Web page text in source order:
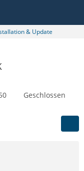
& Update
Geschlossen